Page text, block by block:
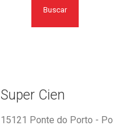
Buscar
Super Cien
15121 Ponte do Porto -